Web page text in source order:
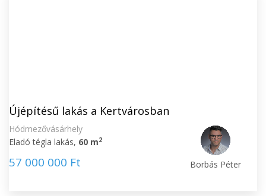
Újépítésű lakás a Kertvárosban
Hódmezővásárhely
Eladó tégla lakás, 60 m2
57 000 000 Ft Borbás Péter